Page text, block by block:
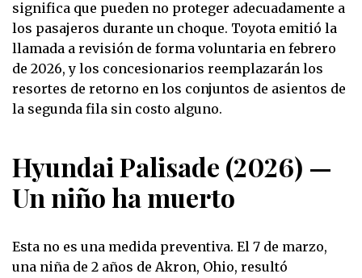
significa que pueden no proteger adecuadamente a
los pasajeros durante un choque. Toyota emitió la
llamada a revisión de forma voluntaria en febrero
de 2026, y los concesionarios reemplazarán los
resortes de retorno en los conjuntos de asientos de
la segunda fila sin costo alguno.
Hyundai Palisade (2026) —
Un niño ha muerto
Esta no es una medida preventiva. El 7 de marzo,
una niña de 2 años de Akron, Ohio, resultó